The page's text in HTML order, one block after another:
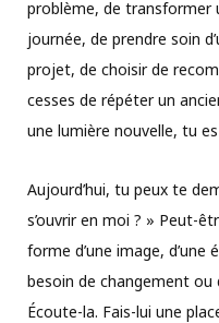
problème, de transformer
journée, de prendre soin
projet, de choisir de
cesses de répéter un
une lumière nouvelle, tu
Aujourd’hui, tu peux te
s’ouvrir en moi ? » Peut-
forme d’une image, d’une
besoin de changement ou
Écoute-la. Fais-lui une